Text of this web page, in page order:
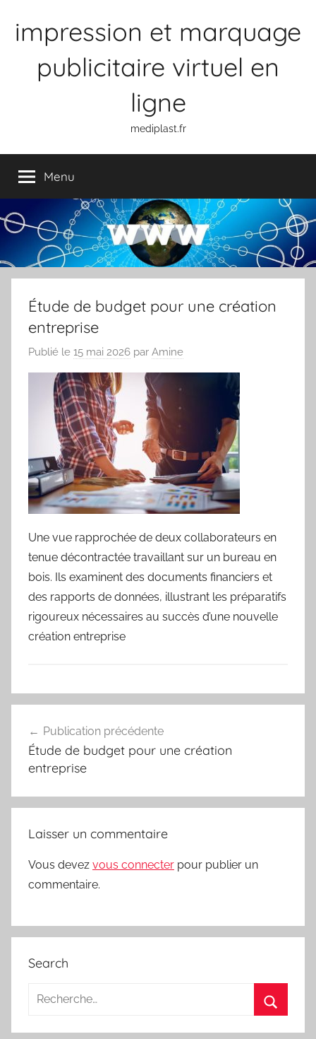
impression et marquage
publicitaire virtuel en
ligne
mediplast.fr
Menu
Étude de budget pour une création
entreprise
Publié le 15 mai 2026 par Amine
Une vue rapprochée de deux collaborateurs en
tenue décontractée travaillant sur un bureau en
bois. Ils examinent des documents financiers et
des rapports de données, illustrant les préparatifs
rigoureux nécessaires au succès d’une nouvelle
création entreprise
de
l’article
Publication précédente
Étude de budget pour une création
entreprise
Laisser un commentaire
Vous devez vous connecter pour publier un
commentaire.
Search
Recherche
: